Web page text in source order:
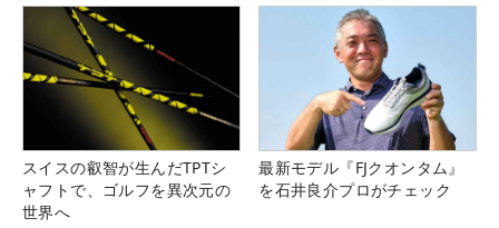
スイスの叡智が生んだTPTシ
ャフトで、ゴルフを異次元の
世界へ
最新モデル『FJクオンタム』
を石井良介プロがチェック